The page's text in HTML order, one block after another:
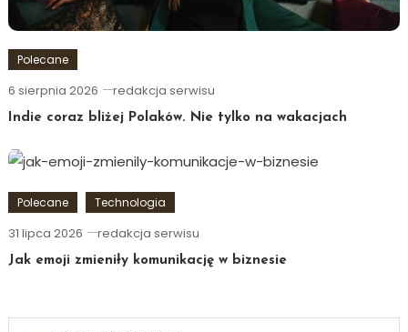
Polecane
6 sierpnia 2026 redakcja serwisu
Indie coraz bliżej Polaków. Nie tylko na wakacjach
Polecane Technologia
31 lipca 2026 redakcja serwisu
Jak emoji zmieniły komunikację w biznesie